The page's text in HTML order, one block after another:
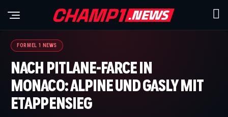
FORMEL 1 NEWS
NACH PITLANE-FARCE IN
MONACO: ALPINE UND GASLY MIT
ETAPPENSIEG